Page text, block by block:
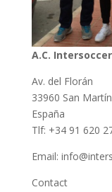
A.C.
Av. del Florán
33960 San
España
Tlf: +34 91 620
Email:
Contact